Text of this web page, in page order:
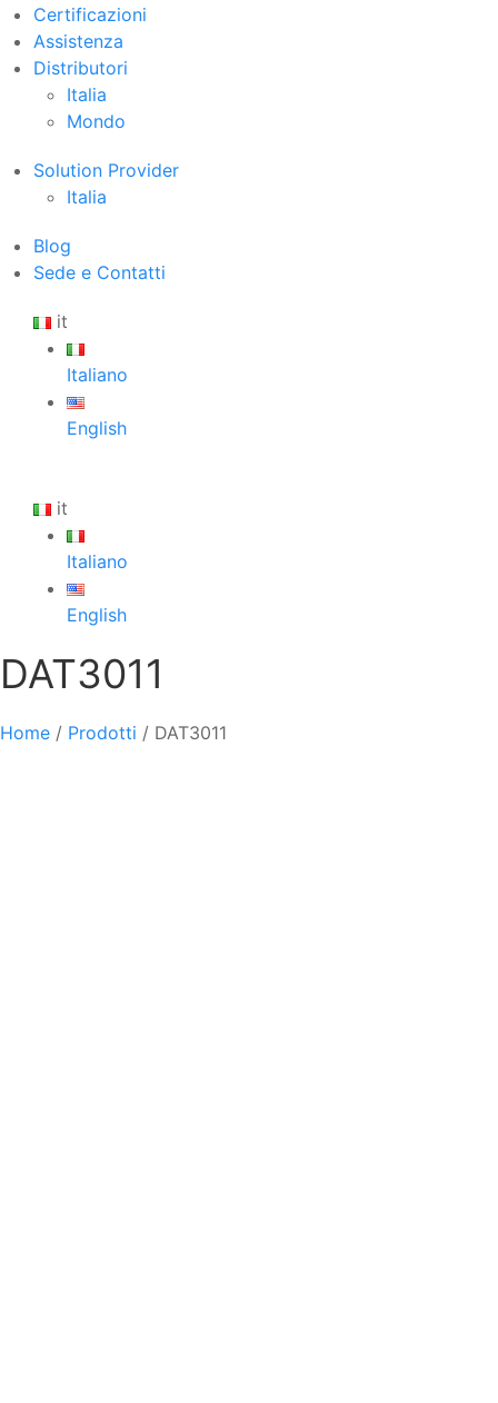
Certificazioni
Assistenza
Distributori
Italia
Mondo
Solution Provider
Italia
Blog
Sede e Contatti
it
Italiano
English
it
Italiano
English
DAT3011
Home / Prodotti / DAT3011